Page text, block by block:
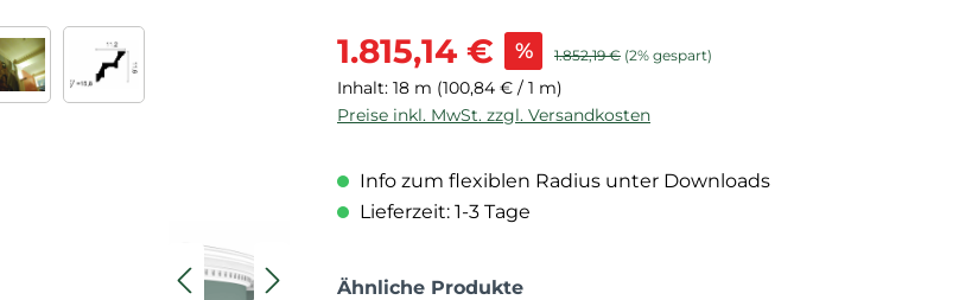
Verkaufspreis:
1.815,14 € % Regulärer Preis:
1.852,19 € (2% gespart)
Inhalt: 18 m (100,84 € / 1 m)
Preise inkl. MwSt. zzgl. Versandkosten
Info zum flexiblen Radius unter Downloads
Lieferzeit: 1-3 Tage
Ähnliche Produkte